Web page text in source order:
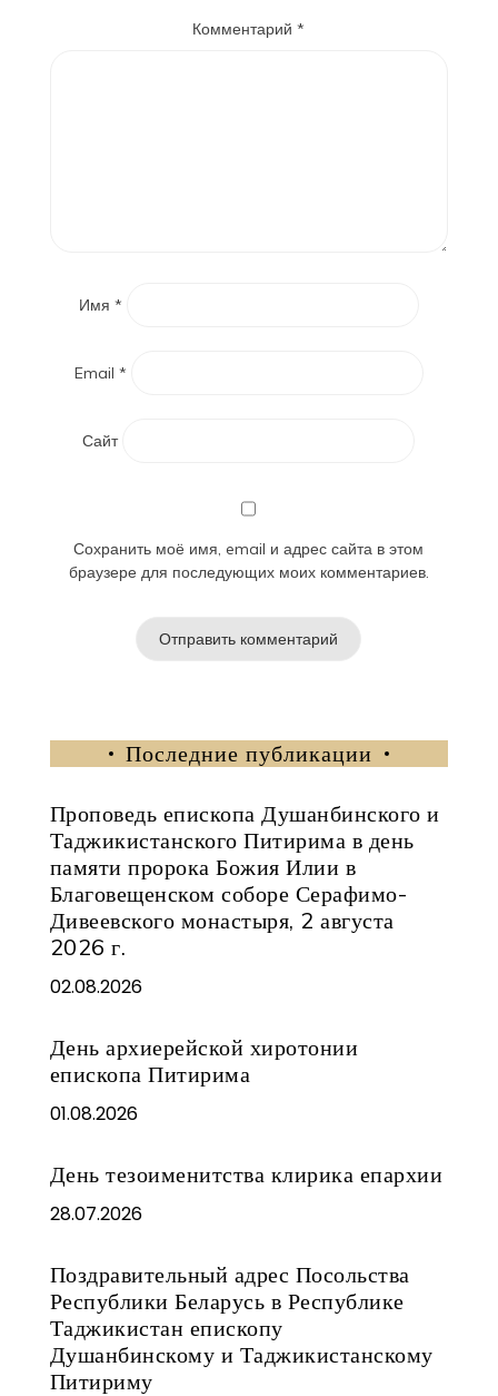
Комментарий*
Имя *
Email *
Сайт
Сохранить моё имя, email и адрес сайта в этом
браузере для последующих моих комментариев.
Последние публикации
Проповедь епископа Душанбинского и
Таджикистанского Питирима в день
памяти пророка Божия Илии в
Благовещенском соборе Серафимо-
Дивеевского монастыря, 2 августа
2026 г.
02.08.2026
День архиерейской хиротонии
епископа Питирима
01.08.2026
День тезоименитства клирика епархии
28.07.2026
Поздравительный адрес Посольства
Республики Беларусь в Республике
Таджикистан епископу
Душанбинскому и Таджикистанскому
Питириму